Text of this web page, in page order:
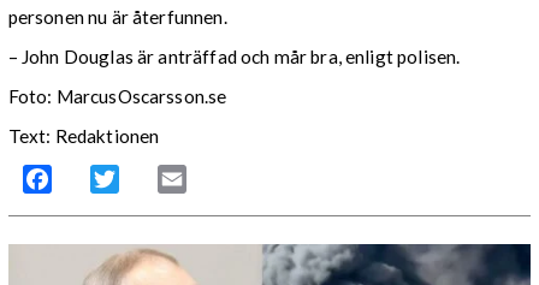
personen nu är återfunnen.
– John Douglas är anträffad och mår bra, enligt polisen.
Foto: MarcusOscarsson.se
Text: Redaktionen
Facebook Twitter